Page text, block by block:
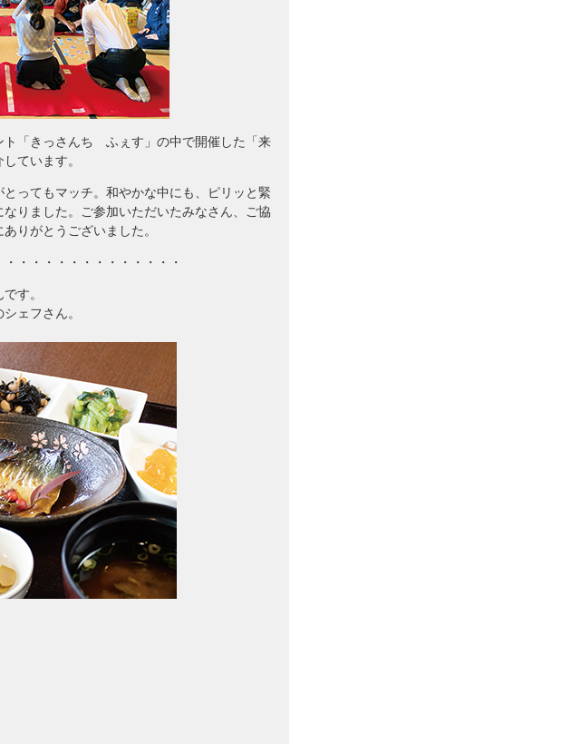
ト「きっさんち ふぇす」の中で開催した「来
ています。
ってもマッチ。和やかな中にも、ピリッと緊
りました。ご参加いただいたみなさん、ご協
りがとうございました。
・・・・・・・・・・・・・
す。
ェフさん。